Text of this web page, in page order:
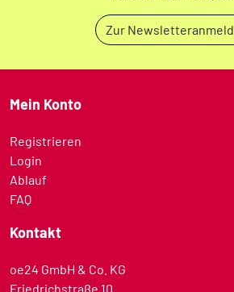
Zur
Mein Konto
Registrieren
Login
Ablauf
FAQ
Kontakt
oe24 GmbH & Co. KG
Friedrichstraße 10